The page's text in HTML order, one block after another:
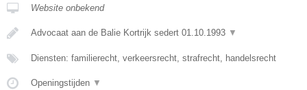
Website onbekend
Advocaat aan de Balie Kortrijk sedert 01.10.1993 ▼
Diensten: familierecht, verkeersrecht, strafrecht, handelsrecht
Openingstijden ▼